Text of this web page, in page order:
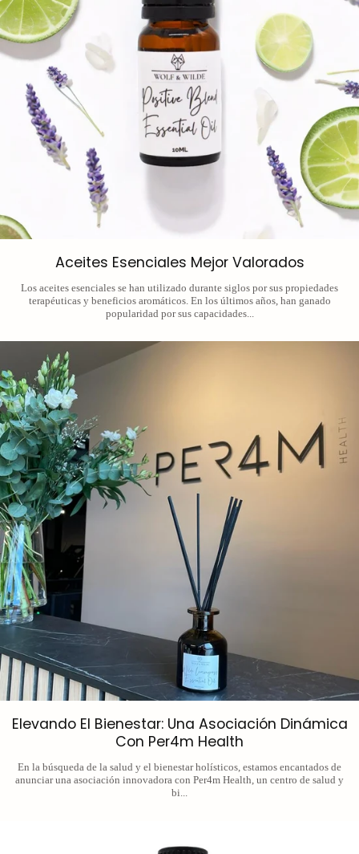
Aceites Esenciales Mejor Valorados
Los aceites esenciales se han utilizado durante siglos por sus propiedades
terapéuticas y beneficios aromáticos. En los últimos años, han ganado
popularidad por sus capacidades...
Elevando El Bienestar: Una Asociación Dinámica
Con Per4m Health
En la búsqueda de la salud y el bienestar holísticos, estamos encantados de
anunciar una asociación innovadora con Per4m Health, un centro de salud y
bi...